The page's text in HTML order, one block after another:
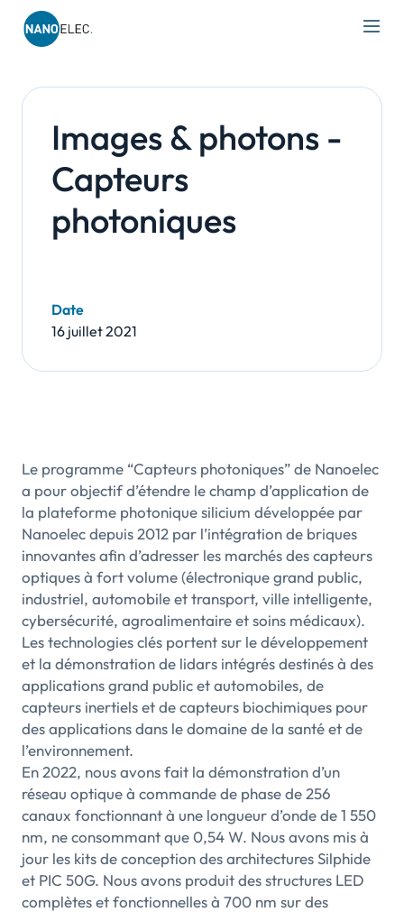
Images & photons -
Capteurs
photoniques
Date
16 juillet 2021
Le programme “Capteurs photoniques” de Nanoelec
a pour objectif d’étendre le champ d’application de
la plateforme photonique silicium développée par
Nanoelec depuis 2012 par l’intégration de briques
innovantes afin d’adresser les marchés des capteurs
optiques à fort volume (électronique grand public,
industriel, automobile et transport, ville intelligente,
cybersécurité, agroalimentaire et soins médicaux).
Les technologies clés portent sur le développement
et la démonstration de lidars intégrés destinés à des
applications grand public et automobiles, de
capteurs inertiels et de capteurs biochimiques pour
des applications dans le domaine de la santé et de
l’environnement.
En 2022, nous avons fait la démonstration d’un
réseau optique à commande de phase de 256
canaux fonctionnant à une longueur d’onde de 1 550
nm, ne consommant que 0,54 W. Nous avons mis à
jour les kits de conception des architectures Silphide
et PIC 50G. Nous avons produit des structures LED
complètes et fonctionnelles à 700 nm sur des